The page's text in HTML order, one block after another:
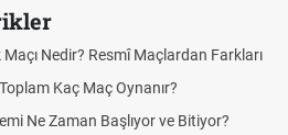
Maçı Nedir? Resmî Maçlardan Farkları
Kaç Maç Oynanır?
Ne Zaman Başlıyor ve Bitiyor?